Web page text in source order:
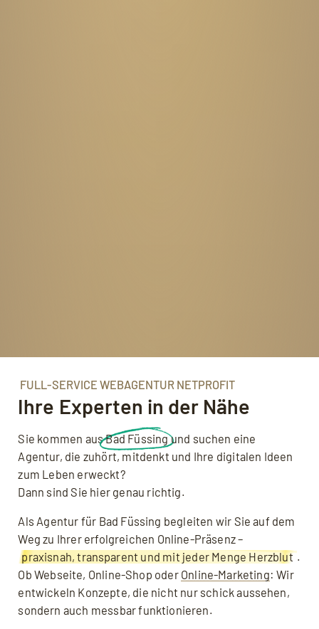
FULL-SERVICE WEBAGENTUR NETPROFIT
Ihre Experten in der Nähe
Sie kommen ausBad Füssingund suchen eine
Agentur, die zuhört, mitdenkt und Ihre digitalen Ideen
zum Leben erweckt?
Dann sind Sie hier genau richtig.
Als Agentur für Bad Füssing begleiten wir Sie auf dem
Weg zu Ihrer erfolgreichen Online-Präsenz –
praxisnah, transparent und mit jeder Menge Herzblut .
Ob Web­seite, Online-Shop oder Online-Marketing: Wir
entwickeln Konzepte, die nicht nur schick aussehen,
sondern auch messbar funktionieren.